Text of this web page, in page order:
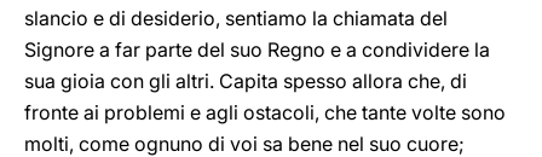
slancio e di desiderio, sentiamo la chiamata del
Signore a far parte del suo Regno e a condividere la
sua gioia con gli altri. Capita spesso allora che, di
fronte ai problemi e agli ostacoli, che tante volte sono
molti, come ognuno di voi sa bene nel suo cuore;